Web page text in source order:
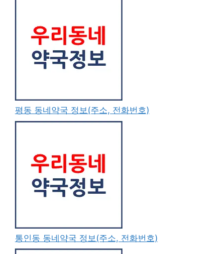
평동 동네약국 정보(주소, 전화번호)
통인동 동네약국 정보(주소, 전화번호)